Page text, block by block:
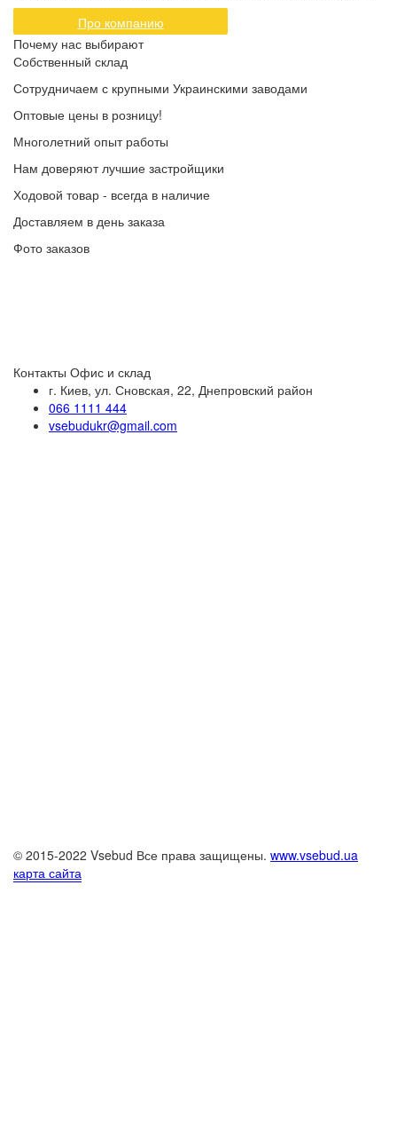
Про компанию
Почему нас выбирают
Собственный склад
Сотрудничаем с крупными Украинскими заводами
Оптовые цены в розницу!
Многолетний опыт работы
Нам доверяют лучшие застройщики
Ходовой товар - всегда в наличие
Доставляем в день заказа
Фото заказов
Контакты Офис и склад
г. Киев, ул. Сновская, 22, Днепровский район
066 1111 444
vsebudukr@gmail.com
© 2015-2022 Vsebud Все права защищены. www.vsebud.ua
карта сайта